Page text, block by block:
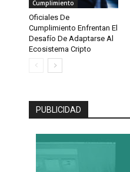
Cumplimiento
Oficiales De
Cumplimiento Enfrentan El
Desafío De Adaptarse Al
Ecosistema Cripto
PUBLICIDAD